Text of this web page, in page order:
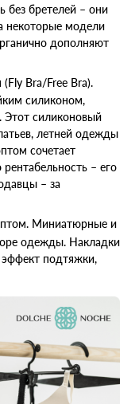
без бретелей – они
некоторые модели
дополняют
Bra/Free Bra).
силиконом,
Этот силиконовый
летней одежды
сочетает
– его
– за
Миниатюрные и
одежды. Накладки
подтяжки,